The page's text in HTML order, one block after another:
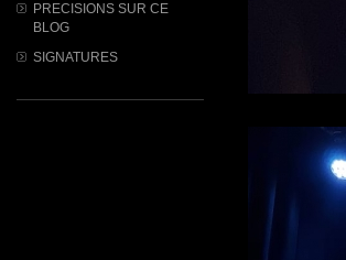
PRECISIONS SUR CE
BLOG
SIGNATURES